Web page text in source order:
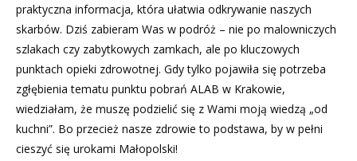
praktyczna informacja, która ułatwia odkrywanie naszych
skarbów. Dziś zabieram Was w podróż – nie po malowniczych
szlakach czy zabytkowych zamkach, ale po kluczowych
punktach opieki zdrowotnej. Gdy tylko pojawiła się potrzeba
zgłębienia tematu punktu pobrań ALAB w Krakowie,
wiedziałam, że muszę podzielić się z Wami moją wiedzą „od
kuchni”. Bo przecież nasze zdrowie to podstawa, by w pełni
cieszyć się urokami Małopolski!